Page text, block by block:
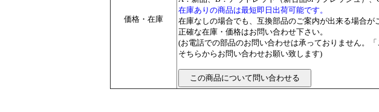
価格・在庫
在庫ありの商品は最短即日出荷可能です。
在庫なしの場合でも、互換部品のご案内が出来る場合が
正確な在庫・価格はお問い合わせ下さい。
(お電話での部品のお問い合わせは承っておりません。
そちらからお問い合わせお願い致します)